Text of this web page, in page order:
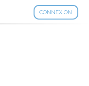
CONNEXION